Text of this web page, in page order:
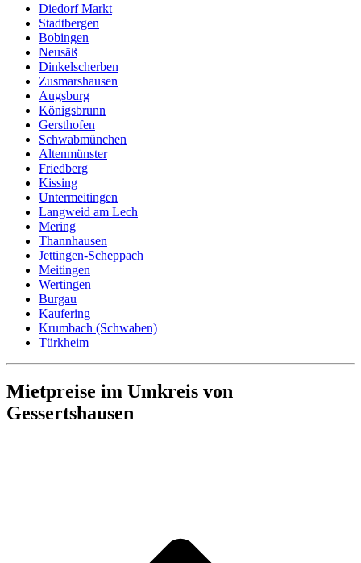
Diedorf Markt
Stadtbergen
Bobingen
Neusäß
Dinkelscherben
Zusmarshausen
Augsburg
Königsbrunn
Gersthofen
Schwabmünchen
Altenmünster
Friedberg
Kissing
Untermeitingen
Langweid am Lech
Mering
Thannhausen
Jettingen-Scheppach
Meitingen
Wertingen
Burgau
Kaufering
Krumbach (Schwaben)
Türkheim
Mietpreise im Umkreis von
Gessertshausen